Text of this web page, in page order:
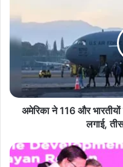
116
भारतीयों
जबरन
लौटाया,
पुरुषों
तीसरा
बैच
अमेरिका ने 116 और
लगाई,
प्रो.
अन्नपूर्णा